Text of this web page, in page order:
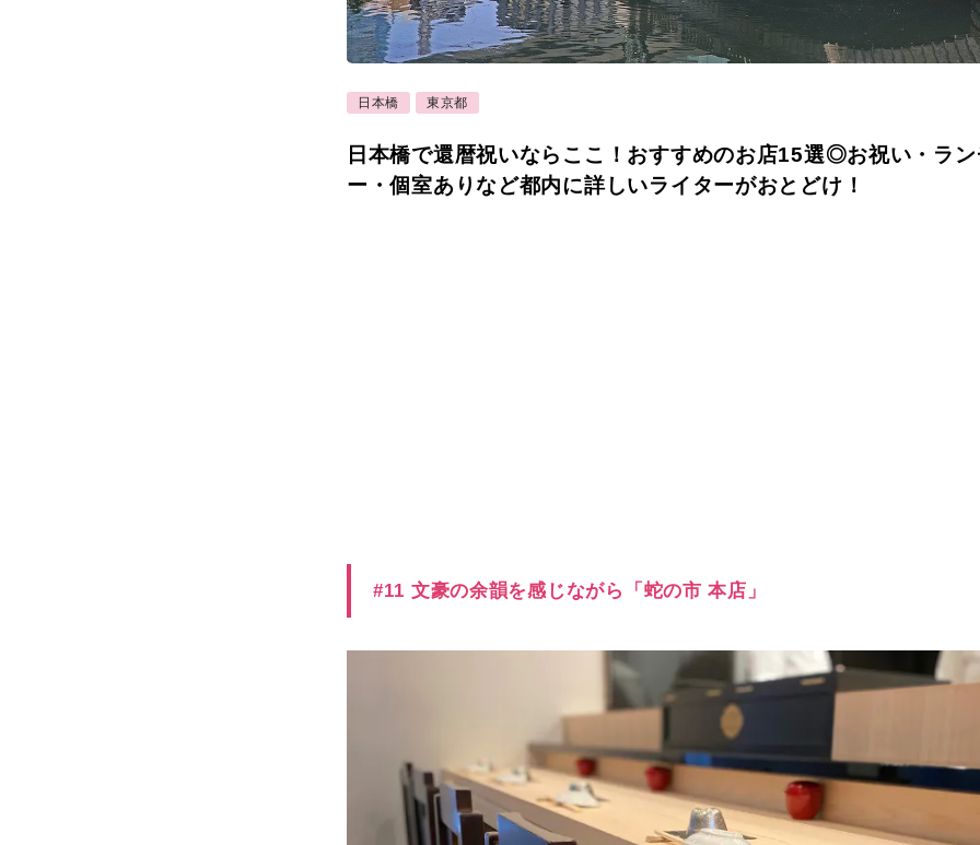
日本橋 東京都
日本橋で還暦祝いならここ！おすすめのお店15選◎お祝い・ラ
ー・個室ありなど都内に詳しいライターがおとどけ！
#11 文豪の余韻を感じながら「蛇の市 本店」